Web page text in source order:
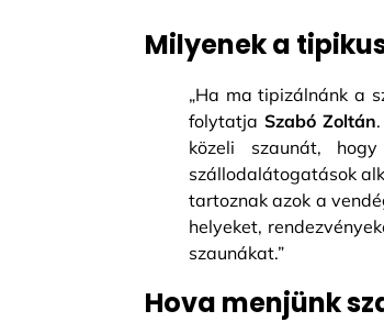
Milyenek a
„Ha ma tipizálnánk a
folytatja Szabó Zoltán
közeli szaunát,
szállodalátogatások
tartoznak azok a
helyeket,
szaunákat.”
Hova menjünk